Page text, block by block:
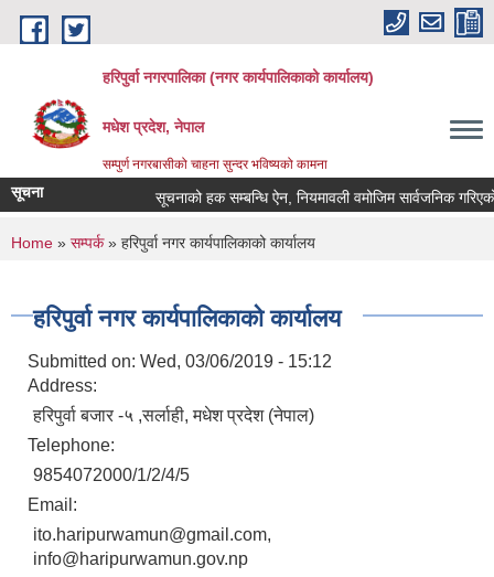
Skip to main content
हरिपुर्वा नगरपालिका (नगर कार्यपालिकाको कार्यालय)
मधेश प्रदेश, नेपाल
सम्पुर्ण नगरबासीको चाहना सुन्दर भविष्यको कामना
सूचना सूचनाको हक सम्बन्धि ऐन, नियमावली वमोजिम सार्वजनिक
You are here
Home » सम्पर्क» हरिपुर्वा नगर कार्यपालिकाको कार्यालय
हरिपुर्वा नगर कार्यपालिकाको कार्यालय
Submitted on: Wed, 03/06/2019 - 15:12
Address:
हरिपुर्वा बजार -५ ,सर्लाही, मधेश प्रदेश (नेपाल)
Telephone:
9854072000/1/2/4/5
Email:
ito.haripurwamun@gmail.com,
info@haripurwamun.gov.np